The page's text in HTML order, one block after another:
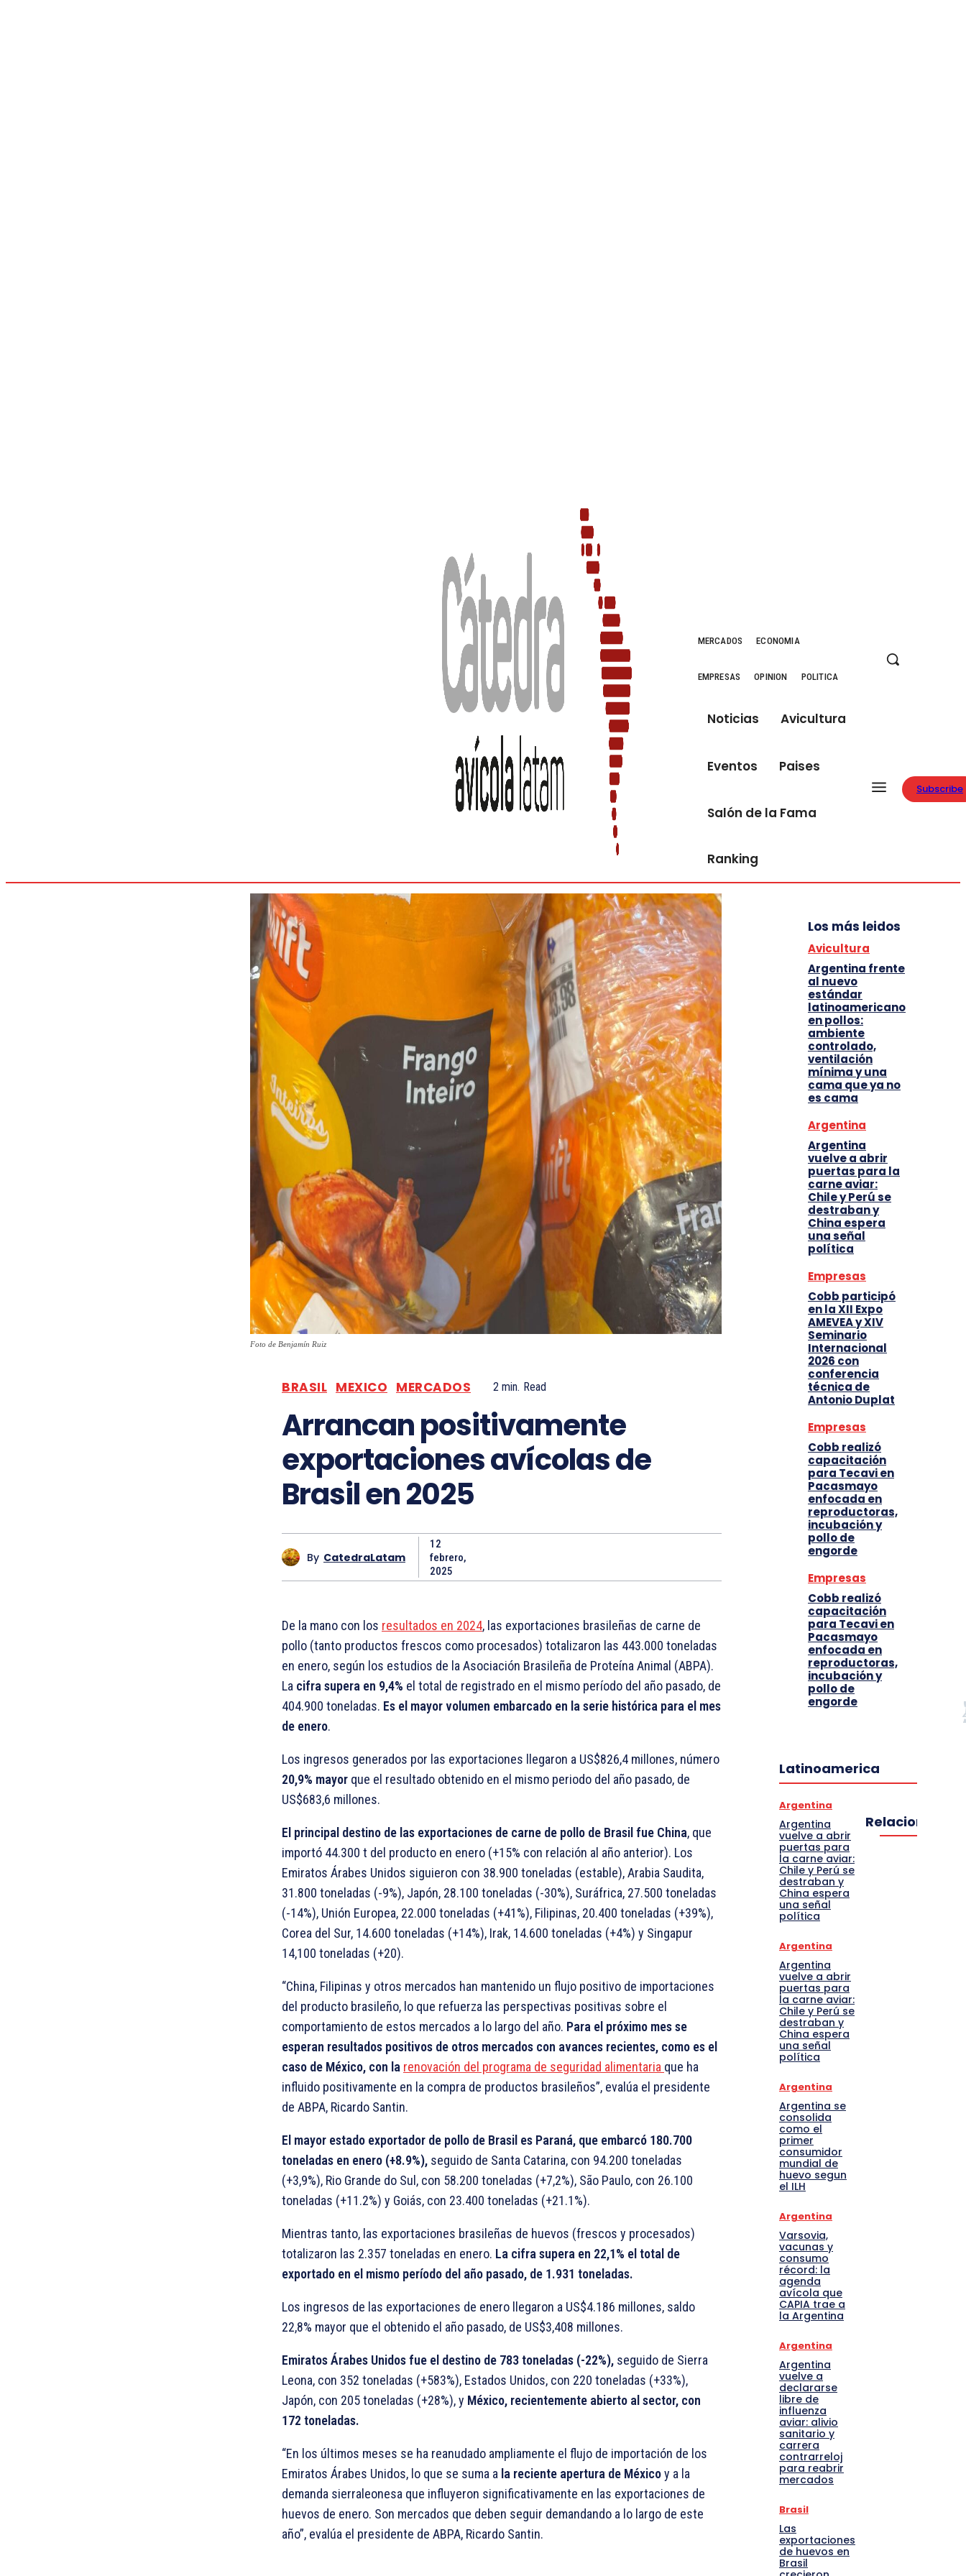
MERCADOS ECONOMIA
EMPRESAS OPINION POLITICA
Noticias Avicultura
Eventos Paises
Salón de la Fama
Ranking
Subscribe
Foto de Benjamín Ruiz
BRASIL MEXICO MERCADOS 2 min. Read
Arrancan positivamente
exportaciones avícolas de
Brasil en 2025
By CatedraLatam
12
febrero,
2025
De la mano con los resultados en 2024, las exportaciones brasileñas de carne de
pollo (tanto productos frescos como procesados) totalizaron las 443.000 toneladas
en enero, según los estudios de la Asociación Brasileña de Proteína Animal (ABPA).
La cifra supera en 9,4% el total de registrado en el mismo período del año pasado, de
404.900 toneladas. Es el mayor volumen embarcado en la serie histórica para el mes
de enero.
Los ingresos generados por las exportaciones llegaron a US$826,4 millones, número
20,9% mayor que el resultado obtenido en el mismo periodo del año pasado, de
US$683,6 millones.
El principal destino de las exportaciones de carne de pollo de Brasil fue China, que
importó 44.300 t del producto en enero (+15% con relación al año anterior). Los
Emiratos Árabes Unidos siguieron con 38.900 toneladas (estable), Arabia Saudita,
31.800 toneladas (-9%), Japón, 28.100 toneladas (-30%), Suráfrica, 27.500 toneladas
(-14%), Unión Europea, 22.000 toneladas (+41%), Filipinas, 20.400 toneladas (+39%),
Corea del Sur, 14.600 toneladas (+14%), Irak, 14.600 toneladas (+4%) y Singapur
14,100 toneladas (+20).
“China, Filipinas y otros mercados han mantenido un flujo positivo de importaciones
del producto brasileño, lo que refuerza las perspectivas positivas sobre el
comportamiento de estos mercados a lo largo del año. Para el próximo mes se
esperan resultados positivos de otros mercados con avances recientes, como es el
caso de México, con la renovación del programa de seguridad alimentaria que ha
influido positivamente en la compra de productos brasileños”, evalúa el presidente
de ABPA, Ricardo Santin.
El mayor estado exportador de pollo de Brasil es Paraná, que embarcó 180.700
toneladas en enero (+8.9%), seguido de Santa Catarina, con 94.200 toneladas
(+3,9%), Rio Grande do Sul, con 58.200 toneladas (+7,2%), São Paulo, con 26.100
toneladas (+11.2%) y Goiás, con 23.400 toneladas (+21.1%).
Mientras tanto, las exportaciones brasileñas de huevos (frescos y procesados)
totalizaron las 2.357 toneladas en enero. La cifra supera en 22,1% el total de
exportado en el mismo período del año pasado, de 1.931 toneladas.
Los ingresos de las exportaciones de enero llegaron a US$4.186 millones, saldo
22,8% mayor que el obtenido el año pasado, de US$3,408 millones.
Emiratos Árabes Unidos fue el destino de 783 toneladas (-22%), seguido de Sierra
Leona, con 352 toneladas (+583%), Estados Unidos, con 220 toneladas (+33%),
Japón, con 205 toneladas (+28%), y México, recientemente abierto al sector, con
172 toneladas.
“En los últimos meses se ha reanudado ampliamente el flujo de importación de los
Emiratos Árabes Unidos, lo que se suma a la reciente apertura de Méxicoy a la
demanda sierraleonesa que influyeron significativamente en las exportaciones de
huevos de enero. Son mercados que deben seguir demandando a lo largo de este
año”, evalúa el presidente de ABPA, Ricardo Santin.
Los más leidos
Avicultura
Argentina frente
al nuevo
estándar
latinoamericano
en pollos:
ambiente
controlado,
ventilación
mínima y una
cama que ya no
es cama
Argentina
Argentina
vuelve a abrir
puertas para la
carne aviar:
Chile y Perú se
destraban y
China espera
una señal
política
Empresas
Cobb participó
en la XII Expo
AMEVEA y XIV
Seminario
Internacional
2026 con
conferencia
técnica de
Antonio Duplat
Empresas
Cobb realizó
capacitación
para Tecavi en
Pacasmayo
enfocada en
reproductoras,
incubación y
pollo de
engorde
Empresas
Cobb realizó
capacitación
para Tecavi en
Pacasmayo
enfocada en
reproductoras,
incubación y
pollo de
engorde
Latinoamerica
Argentina
Argentina
vuelve a abrir
puertas para
la carne aviar:
Chile y Perú se
destraban y
China espera
una señal
política
Argentina
Argentina
vuelve a abrir
puertas para
la carne aviar:
Chile y Perú se
destraban y
China espera
una señal
política
Argentina
Argentina se
consolida
como el
primer
consumidor
mundial de
huevo segun
el ILH
Argentina
Varsovia,
vacunas y
consumo
récord: la
agenda
avícola que
CAPIA trae a
la Argentina
Argentina
Argentina
vuelve a
declararse
libre de
influenza
aviar: alivio
sanitario y
carrera
contrarreloj
para reabrir
mercados
Brasil
Las
exportaciones
de huevos en
Brasil
Relacionado